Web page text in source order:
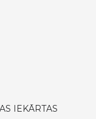
IEKĀRTAS